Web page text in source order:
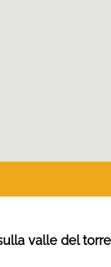
valle del